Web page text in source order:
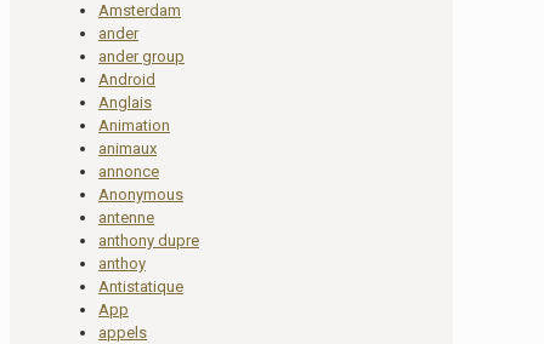
Amsterdam
ander
ander group
Android
Anglais
Animation
animaux
annonce
Anonymous
antenne
anthony dupre
anthoy
Antistatique
App
appels